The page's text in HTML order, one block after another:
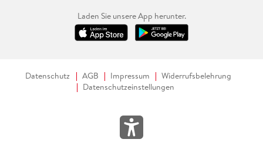
Laden Sie unsere App herunter.
Datenschutz AGB Impressum
Widerrufsbelehrung
Datenschutzeinstellungen